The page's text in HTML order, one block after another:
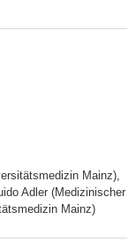
Mainz),
Adler (Medizinischer
Mainz)